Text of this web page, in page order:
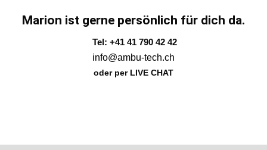
Marion ist gerne persönlich für dich da.
Tel: +41 41 790 42 42
info@ambu-tech.ch
oder per LIVE CHAT